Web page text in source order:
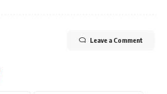
Leave a Comment